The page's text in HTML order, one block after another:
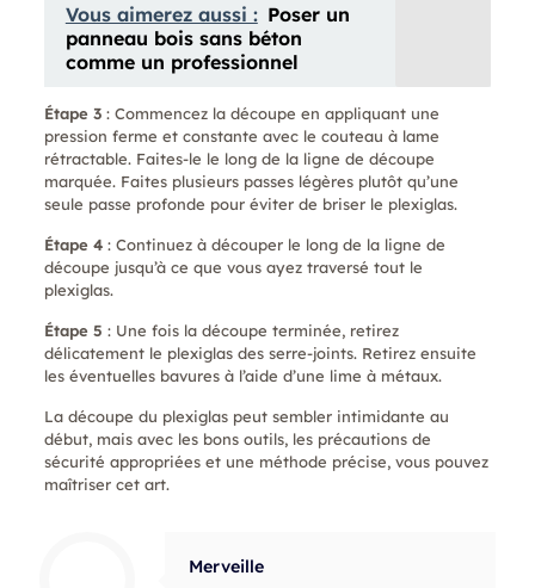
Vous aimerez aussi : Poser un
panneau bois sans béton
comme un professionnel
Étape 3: Commencez la découpe en appliquant une
pression ferme et constante avec le couteau à lame
rétractable. Faites-le le long de la ligne de découpe
marquée. Faites plusieurs passes légères plutôt qu’une
seule passe profonde pour éviter de briser le plexiglas.
Étape 4: Continuez à découper le long de la ligne de
découpe jusqu’à ce que vous ayez traversé tout le
plexiglas.
Étape 5 : Une fois la découpe terminée, retirez
délicatement le plexiglas des serre-joints. Retirez ensuite
les éventuelles bavures à l’aide d’une lime à métaux.
La découpe du plexiglas peut sembler intimidante au
début, mais avec les bons outils, les précautions de
sécurité appropriées et une méthode précise, vous pouvez
maîtriser cet art.
Merveille